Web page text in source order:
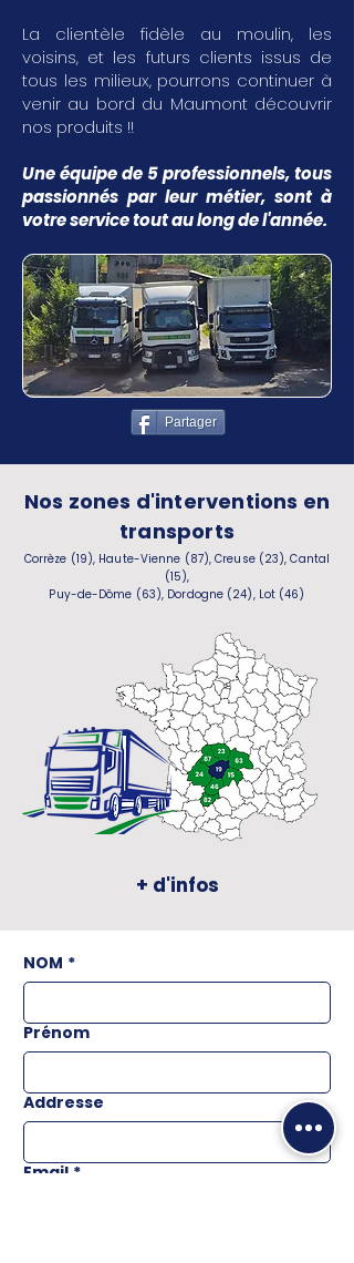
La clientèle fidèle au moulin, les
voisins, et les futurs clients issus de
tous les milieux, pourrons continuer à
venir au bord du Maumont découvrir
nos produits !!
Une équipe de 5 professionnels, tous
passionnés par leur métier, sont à
votre service tout au long de l'année.
Partager
Nos zones d'interventions en
transports
Corrèze (19), Haute-Vienne (87), Creuse (23), Cantal
(15),
Puy-de-Dôme (63), Dordogne (24), Lot (46)
+ d'infos
NOM *
Prénom
Addresse
Email *